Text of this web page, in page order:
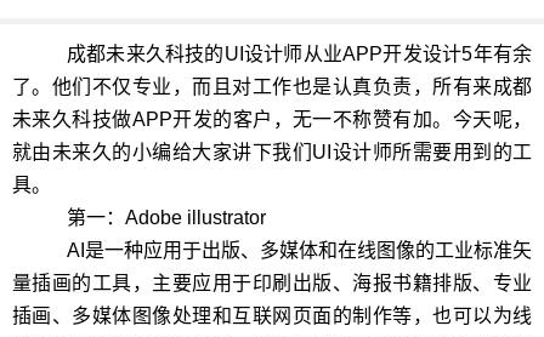
成都未来久科技的UI 设计师从业APP开发设计5年有余
了。他们不仅专业，而且对工作也是认真负责，所有来成都
未来久科技做APP开发的客户，无一不称赞有加。今天呢，
就由未来久的小编给大家讲下我们 UI 设计师所需要用到的工
具。
第一： Adobe illustrator
AI 是一种应用于出版、多媒体和在线图像的工业标准矢
量插画的工具，主要应用于印刷出版、海报书籍排版、专业
插画、多媒体图像处理和互联网页面的制作等，也可以为线